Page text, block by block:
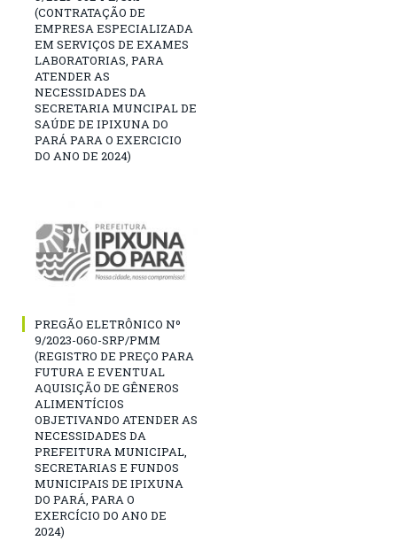
(CONTRATAÇÃO DE
EMPRESA ESPECIALIZADA
EM SERVIÇOS DE EXAMES
LABORATORIAS, PARA
ATENDER AS
NECESSIDADES DA
SECRETARIA MUNCIPAL DE
SAÚDE DE IPIXUNA DO
PARÁ PARA O EXERCICIO
DO ANO DE 2024)
PREGÃO ELETRÔNICO Nº
9/2023-060-SRP/PMM
(REGISTRO DE PREÇO PARA
FUTURA E EVENTUAL
AQUISIÇÃO DE GÊNEROS
ALIMENTÍCIOS
OBJETIVANDO ATENDER AS
NECESSIDADES DA
PREFEITURA MUNICIPAL,
SECRETARIAS E FUNDOS
MUNICIPAIS DE IPIXUNA
DO PARÁ, PARA O
EXERCÍCIO DO ANO DE
2024)